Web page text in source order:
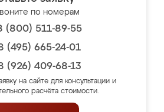
по номерам
(800) 511-89-55
(495) 665-24-01
(926) 409-68-13
на сайте для консультации и
расчёта стоимости.